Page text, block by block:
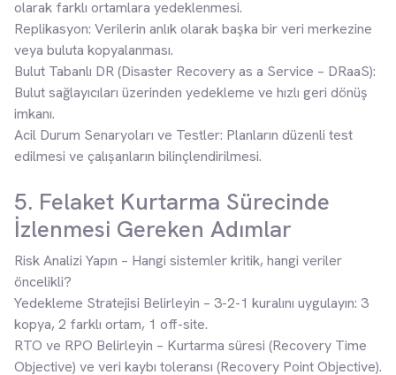
olarak farklı ortamlara yedeklenmesi.
Replikasyon: Verilerin anlık olarak başka bir veri merkezine
veya buluta kopyalanması.
Bulut Tabanlı DR (Disaster Recovery as a Service – DRaaS):
Bulut sağlayıcıları üzerinden yedekleme ve hızlı geri dönüş
imkanı.
Acil Durum Senaryoları ve Testler: Planların düzenli test
edilmesi ve çalışanların bilinçlendirilmesi.
5. Felaket Kurtarma Sürecinde
İzlenmesi Gereken Adımlar
Risk Analizi Yapın – Hangi sistemler kritik, hangi veriler
öncelikli?
Yedekleme Stratejisi Belirleyin – 3-2-1 kuralını uygulayın: 3
kopya, 2 farklı ortam, 1 off-site.
RTO ve RPO Belirleyin – Kurtarma süresi (Recovery Time
Objective) ve veri kaybı toleransı (Recovery Point Objective).